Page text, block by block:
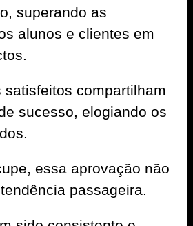
superando as
alunos e clientes em
satisfeitos compartilham
sucesso, elogiando os
essa aprovação não
passageira.